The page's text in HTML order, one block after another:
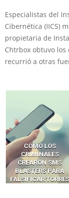
Especialistas del
Cibernética (IICS)
propietaria de
Chtrbox obtuvo
recurrió a otras
LA BRECHA
INVISIBLE: CÓMO
LOS AGENTES DE IA
SE CONVIRTIERON
EN LA SUPERFICIE